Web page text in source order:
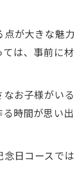
が大きな魅
は、事前に
お子様がい
時間が思い
日コースで